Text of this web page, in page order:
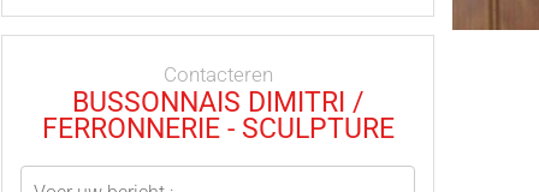
Contacteren
BUSSONNAIS DIMITRI /
FERRONNERIE - SCULPTURE